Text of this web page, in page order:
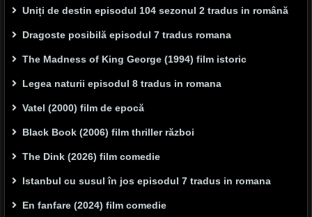
Uniți de destin episodul 104 sezonul 2 tradus in română
Dragoste posibilă episodul 7 tradus romana
The Madness of King George (1994) film istoric
Legea naturii episodul 8 tradus in romana
Vatel (2000) film de epocă
Black Book (2006) film thriller război
The Dink (2026) film comedie
Istanbul cu susul în jos episodul 7 tradus in romana
En fanfare (2024) film comedie